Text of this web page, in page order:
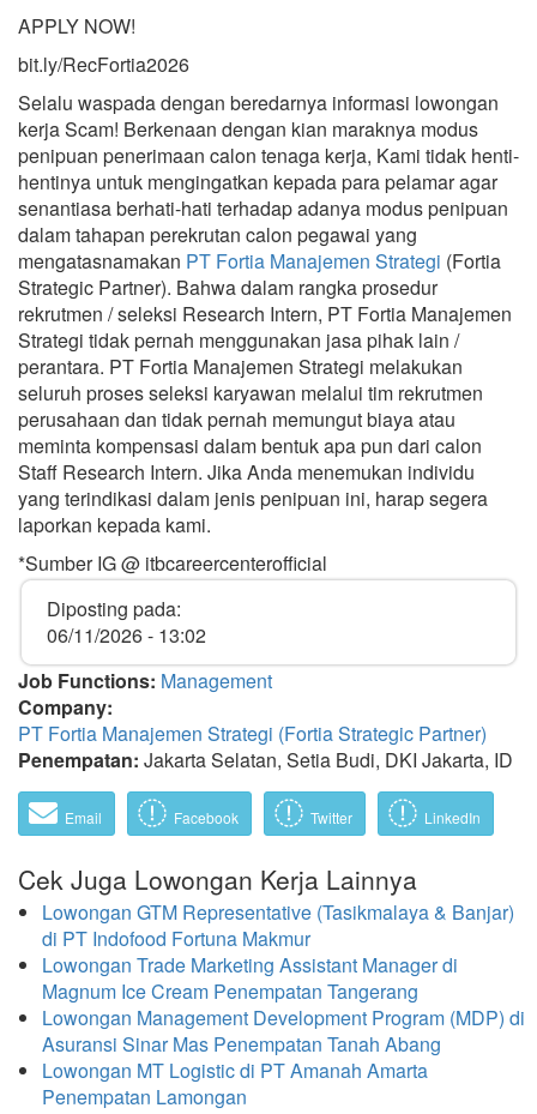
APPLY NOW!
bit.ly/RecFortia2026
Selalu waspada dengan beredarnya informasi lowongan
kerja Scam! Berkenaan dengan kian maraknya modus
penipuan penerimaan calon tenaga kerja, Kami tidak henti-
hentinya untuk mengingatkan kepada para pelamar agar
senantiasa berhati-hati terhadap adanya modus penipuan
dalam tahapan perekrutan calon pegawai yang
mengatasnamakan PT Fortia Manajemen Strategi (Fortia
Strategic Partner). Bahwa dalam rangka prosedur
rekrutmen / seleksi Research Intern, PT Fortia Manajemen
Strategi tidak pernah menggunakan jasa pihak lain /
perantara. PT Fortia Manajemen Strategi melakukan
seluruh proses seleksi karyawan melalui tim rekrutmen
perusahaan dan tidak pernah memungut biaya atau
meminta kompensasi dalam bentuk apa pun dari calon
Staff Research Intern. Jika Anda menemukan individu
yang terindikasi dalam jenis penipuan ini, harap segera
laporkan kepada kami.
*Sumber IG @ itbcareercenterofficial
Diposting pada:
06/11/2026 - 13:02
Job Functions: Management
Company:
PT Fortia Manajemen Strategi (Fortia Strategic Partner)
Penempatan: Jakarta Selatan, Setia Budi, DKI Jakarta, ID
Email Facebook Twitter LinkedIn
Cek Juga Lowongan Kerja Lainnya
Lowongan GTM Representative (Tasikmalaya & Banjar)
di PT Indofood Fortuna Makmur
Lowongan Trade Marketing Assistant Manager di
Magnum Ice Cream Penempatan Tangerang
Lowongan Management Development Program (MDP) di
Asuransi Sinar Mas Penempatan Tanah Abang
Lowongan MT Logistic di PT Amanah Amarta
Penempatan Lamongan